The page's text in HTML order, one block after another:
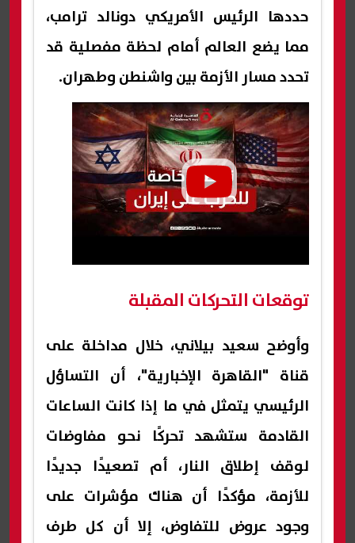
حددها الرئيس الأمريكي دونالد ترامب،
مما يضع العالم أمام لحظة مفصلية قد
تحدد مسار الأزمة بين واشنطن وطهران.
توقعات التحركات المقبلة
وأوضح سعيد بيلاني، خلال مداخلة على
قناة "القاهرة الإخبارية"، أن التساؤل
الرئيسي يتمثل في ما إذا كانت الساعات
القادمة ستشهد تحركًا نحو مفاوضات
لوقف إطلاق النار، أم تصعيدًا جديدًا
للأزمة، مؤكدًا أن هناك مؤشرات على
وجود عروض للتفاوض، إلا أن كل طرف